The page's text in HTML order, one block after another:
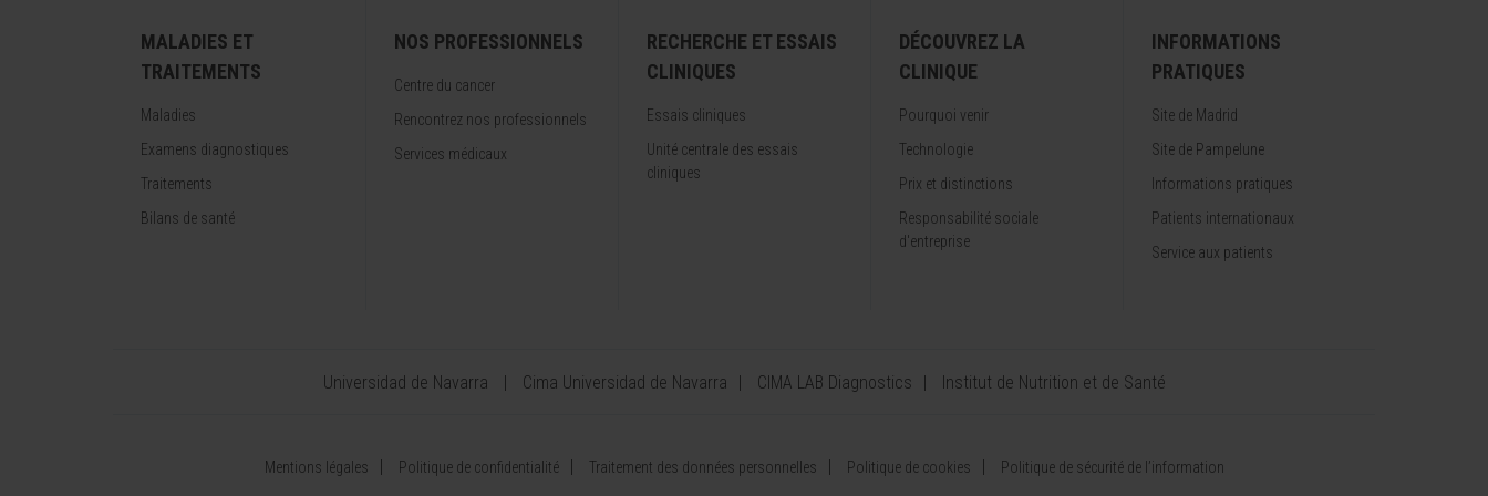
MALADIES ET
TRAITEMENTS
Maladies
Examens diagnostiques
Traitements
Bilans de santé
NOS PROFESSIONNELS
Centre du cancer
Rencontrez nos professionnels
Services médicaux
RECHERCHE ET ESSAIS
CLINIQUES
Essais cliniques
Unité centrale des essais
cliniques
DÉCOUVREZ LA
CLINIQUE
Pourquoi venir
Technologie
Prix et distinctions
Responsabilité sociale
d'entreprise
INFORMATIONS
PRATIQUES
Site de Madrid
Site de Pampelune
Informations pratiques
Patients internationaux
Service aux patients
Universidad de Navarra Cima Universidad de Navarra CIMA LAB Diagnostics Institut de Nutrition et de Santé
Mentions légales Politique de confidentialité Traitement des données personnelles Politique de cookies Politique de sécurité de l’information